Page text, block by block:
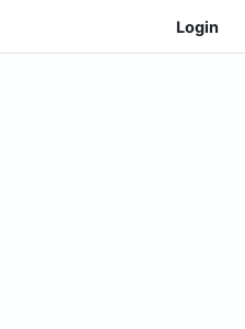
Login